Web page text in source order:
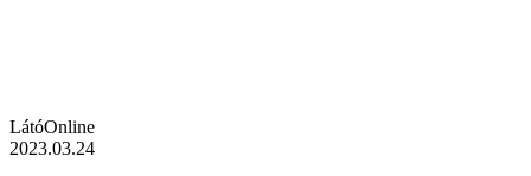
LátóOnline
2023.03.24